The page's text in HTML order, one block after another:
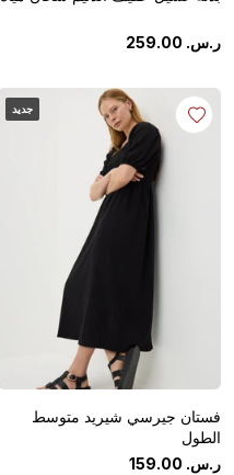
ر.س. 259.00
جديد
فستان جيرسي شيريد متوسط
الطول
ر.س.
159.00